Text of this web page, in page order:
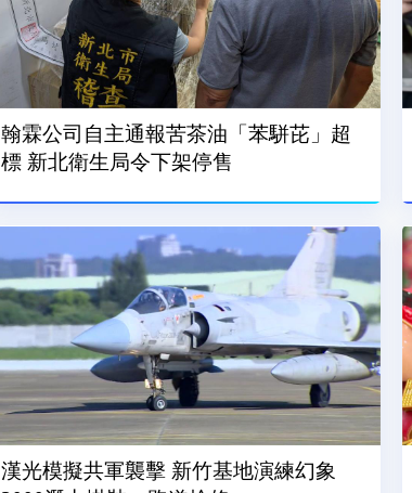
翰霖公司自主通報苦茶油「苯駢芘」超
標 新北衛生局令下架停售
漢光模擬共軍襲擊 新竹基地演練幻象